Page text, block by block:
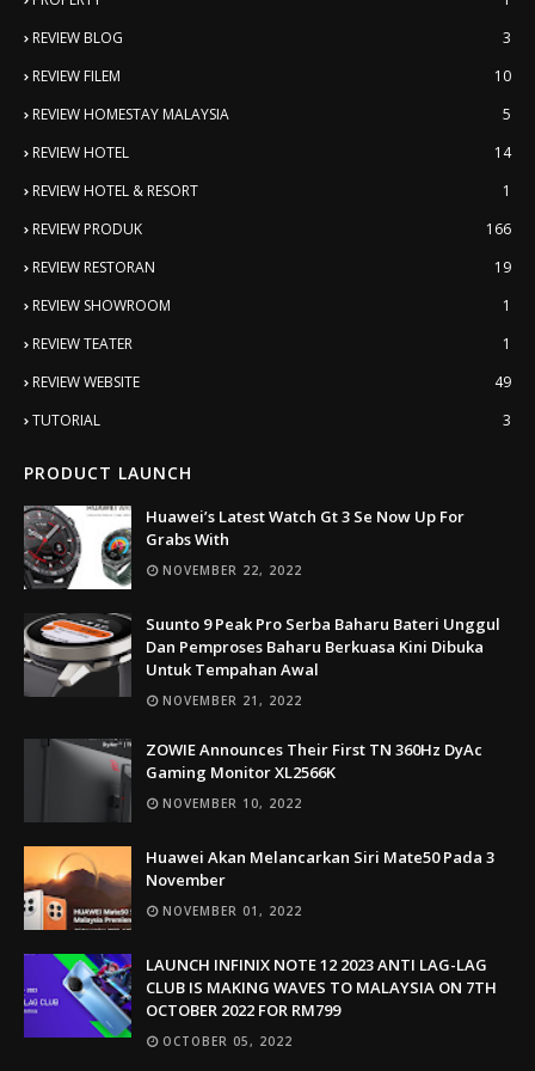
REVIEW BLOG
3
REVIEW FILEM
10
REVIEW HOMESTAY MALAYSIA
5
REVIEW HOTEL
14
REVIEW HOTEL & RESORT
1
REVIEW PRODUK
166
REVIEW RESTORAN
19
REVIEW SHOWROOM
1
REVIEW TEATER
1
REVIEW WEBSITE
49
TUTORIAL
3
PRODUCT LAUNCH
Huawei’s Latest Watch Gt 3 Se Now Up For
Grabs With
NOVEMBER 22, 2022
Suunto 9 Peak Pro Serba Baharu Bateri Unggul
Dan Pemproses Baharu Berkuasa Kini Dibuka
Untuk Tempahan Awal
NOVEMBER 21, 2022
ZOWIE Announces Their First TN 360Hz DyAc
Gaming Monitor XL2566K
NOVEMBER 10, 2022
Huawei Akan Melancarkan Siri Mate50 Pada 3
November
NOVEMBER 01, 2022
LAUNCH INFINIX NOTE 12 2023 ANTI LAG-LAG
CLUB IS MAKING WAVES TO MALAYSIA ON 7TH
OCTOBER 2022 FOR RM799
OCTOBER 05, 2022